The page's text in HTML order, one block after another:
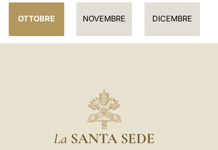
OTTOBRE NOVEMBRE DICEMBRE
La SANTA SEDE